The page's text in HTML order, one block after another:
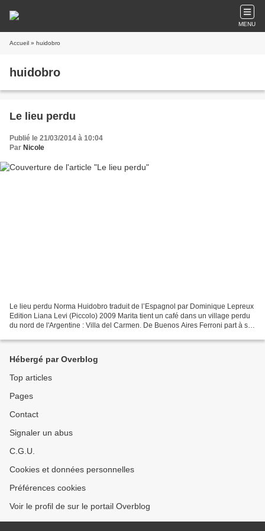
MENU
Accueil » huidobro
huidobro
Le lieu perdu
Publié le 21/03/2014 à 10:04
Par Nicole
Le lieu perdu Norma Huidobro traduit de l’Espagnol par Dominique Lepreux
Edition Liana Levi (Piccolo) 2009 Marita tient un café dans un village perdu
du nord de l'Argentine : Villa del Carmen. De Buenos Aires Ferroni part à sa
Hébergé par Overblog
Top articles
Pages
Contact
Signaler un abus
C.G.U.
Cookies et données personnelles
Préférences cookies
Voir le profil de sur le portail Overblog